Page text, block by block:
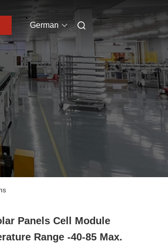
German
Panels Cell Module
Range -40-85 Max.